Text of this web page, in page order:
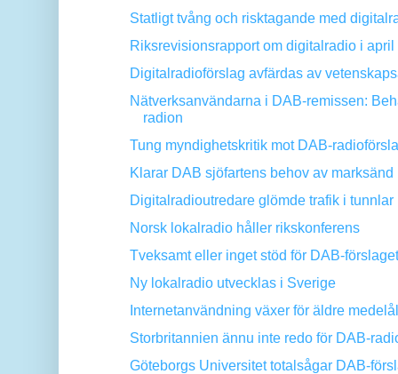
Statligt tvång och risktagande med
Riksrevisionsrapport om digitalradio i april
Digitalradioförslag avfärdas av
Nätverksanvändarna i DAB-remissen:
radion
Tung myndighetskritik mot DAB-
Klarar DAB sjöfartens behov av marksänd
Digitalradioutredare glömde trafik i tunnlar
Norsk lokalradio håller rikskonferens
Tveksamt eller inget stöd för DAB-
Ny lokalradio utvecklas i Sverige
Internetanvändning växer för äldre
Storbritannien ännu inte redo för DAB-
Göteborgs Universitet totalsågar DAB-